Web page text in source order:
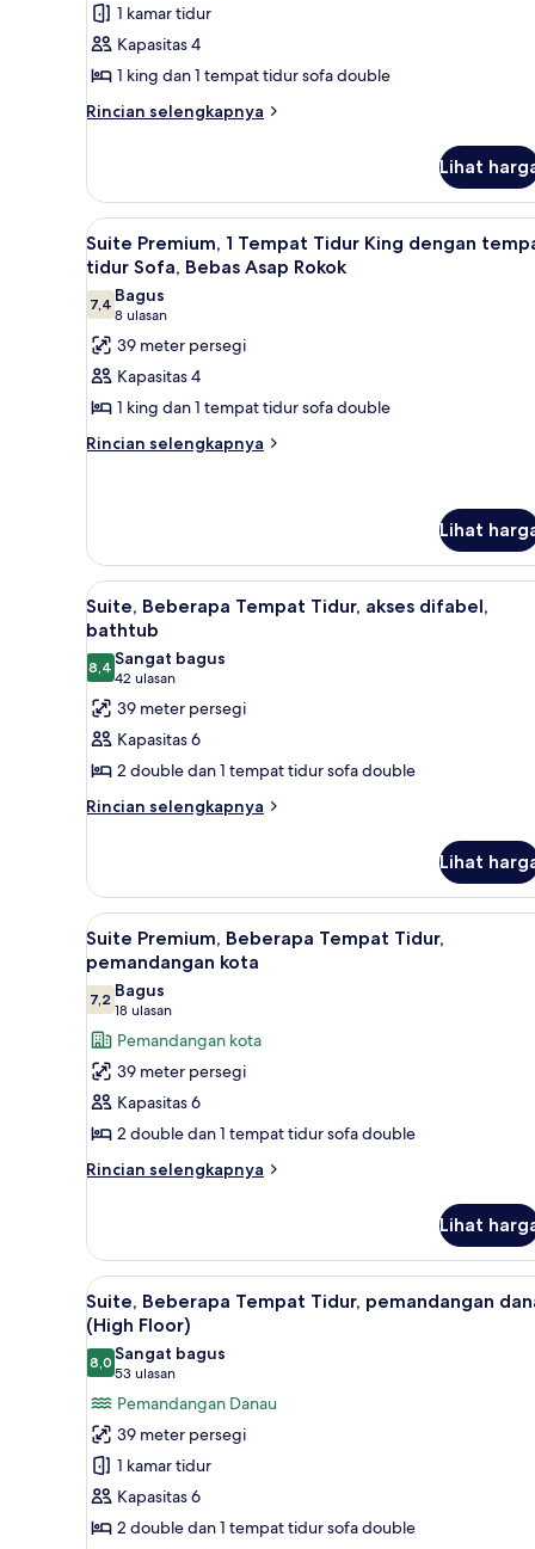
Tempat
Tidur
King
dengan
Sofa
1 kamar tidur
Kapasitas 4
1 king dan 1 tempat tidur sofa double
Rincian selengkapnya
Rincian
Suite,
Tempat
Tidur
dengan
tempat
tidur
Sofa
Lihat
Lihat
semua
foto
untuk
Suite
Premium,
1
Tempat
Tidur
tidur
Sofa,
Bebas
Asap
Rokok
Seprai antialergi, brankas,
5
Suite Premium, 1 Tempat Tidur King dengan
tidur Sofa, Bebas Asap Rokok
7,47,4 dari 10
Bagus
8 ulasan
(8
ulasan)
39 meter persegi
Kapasitas 4
1 king dan 1 tempat tidur sofa double
Rincian selengkapnya
Rincian
Premium,
Tempat
Tidur
King
dengan
tempat
tidur
Sofa,
Bebas
Asap
Lihat
Lihat
semua
foto
untuk
Suite,
Beberapa
Tempat
Tidur,
akses
Seprai antialergi, brankas,
4
Suite, Beberapa Tempat Tidur, akses difabel,
bathtub
8,48,4 dari 10
Sangat bagus
42 ulasan
(42
ulasan)
39 meter persegi
Kapasitas 6
2 double dan 1 tempat tidur sofa double
Rincian selengkapnya
Rincian
Suite,
Beberapa
Tempat
Tidur,
akses
difabel,
bathtub
Lihat
Lihat
semua
foto
untuk
Suite
Premium,
Beberapa
Tempat
Tidur,
pemandangan
Seprai antialergi, brankas,
6
Suite Premium, Beberapa Tempat Tidur,
pemandangan kota
7,27,2 dari 10
Bagus
18 ulasan
(18
ulasan)
Pemandangan kota
39 meter persegi
Kapasitas 6
2 double dan 1 tempat tidur sofa double
Rincian selengkapnya
Rincian
Suite
Premium,
Beberapa
Tempat
Tidur,
pemandangan
kota
Lihat
Lihat
semua
foto
untuk
Suite,
Beberapa
Tempat
Tidur,
pemandangan
danau
Televisi LCD 55-inci dengan
4
Suite, Beberapa Tempat Tidur, pemandangan
(High Floor)
8,08,0 dari 10
Sangat bagus
53 ulasan
(53
ulasan)
Pemandangan Danau
39 meter persegi
1 kamar tidur
Kapasitas 6
2 double dan 1 tempat tidur sofa double